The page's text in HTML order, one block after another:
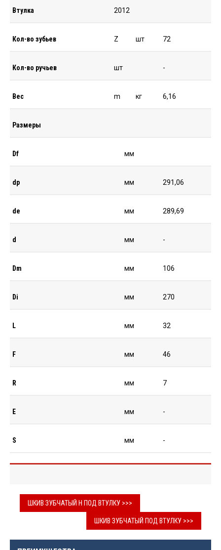
Втулка 2012
Кол-во зубьев Z шт 72
Кол-во ручьев шт -
Вес m кг 6,16
Размеры
Df мм
dp мм 291,06
de мм 289,69
d мм -
Dm мм 106
Di мм 270
L мм 32
F мм 46
R мм 7
E мм -
S мм -
ШКИВ ЗУБЧАТЫЙ H ПОД ВТУЛКУ >>>
ШКИВ ЗУБЧАТЫЙ ПОД ВТУЛКУ >>>